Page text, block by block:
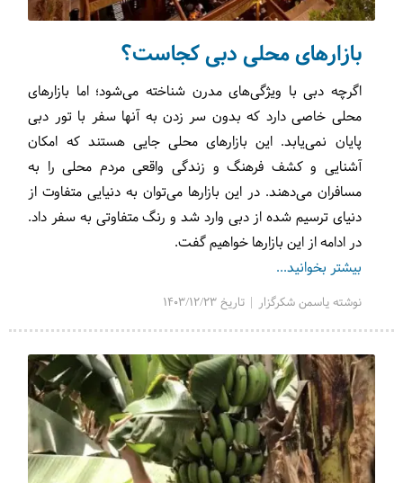
بازارهای محلی دبی کجاست؟
اگرچه دبی با ویژگی‌های مدرن شناخته می‌شود؛ اما بازارهای
محلی خاصی دارد که بدون سر زدن به آنها سفر با تور دبی
پایان نمی‌یابد. این بازارهای محلی جایی هستند که امکان
آشنایی و کشف فرهنگ و زندگی واقعی مردم محلی را به
مسافران می‌دهند. در این بازارها می‌توان به دنیایی متفاوت از
دنیای ترسیم شده از دبی وارد شد و رنگ متفاوتی به سفر داد.
در ادامه از این بازارها خواهیم گفت.
بیشتر بخوانید...
نوشته یاسمن شکرگزار | تاریخ 1403/12/23